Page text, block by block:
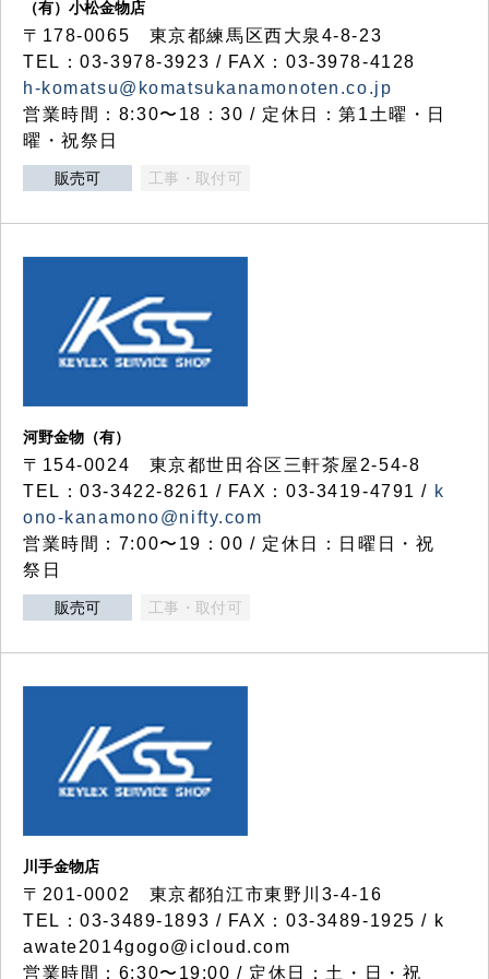
（有）小松金物店
〒178-0065 東京都練馬区西大泉4-8-23
TEL：03-3978-3923 / FAX：03-3978-4128
h-komatsu@komatsukanamonoten.co.jp
営業時間：8:30〜18：30 / 定休日：第1土曜・日
曜・祝祭日
販売可 工事・取付可
河野金物（有）
〒154-0024 東京都世田谷区三軒茶屋2-54-8
TEL：03-3422-8261 / FAX：03-3419-4791 / k
ono-kanamono@nifty.com
営業時間：7:00〜19：00 / 定休日：日曜日・祝
祭日
販売可 工事・取付可
川手金物店
〒201-0002 東京都狛江市東野川3-4-16
TEL：03-3489-1893 / FAX：03-3489-1925 / k
awate2014gogo@icloud.com
営業時間：6:30〜19:00 / 定休日：土・日・祝